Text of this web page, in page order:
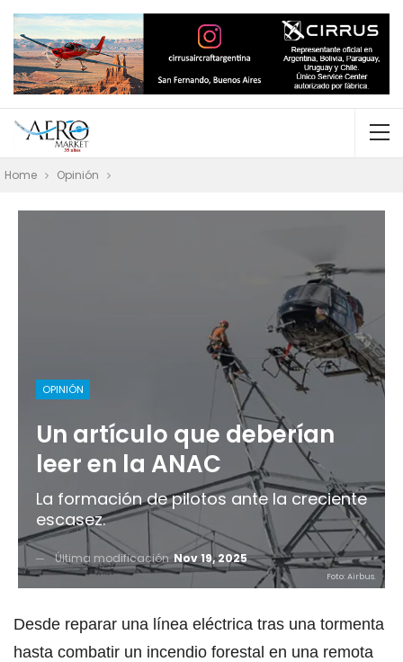
Home Opinión
OPINIÓN
Un artículo que deberían
leer en la ANAC
La formación de pilotos ante la creciente
escasez.
Última modificación Nov 19, 2025
Foto: Airbus.
Desde reparar una línea eléctrica tras una tormenta
hasta combatir un incendio forestal en una remota